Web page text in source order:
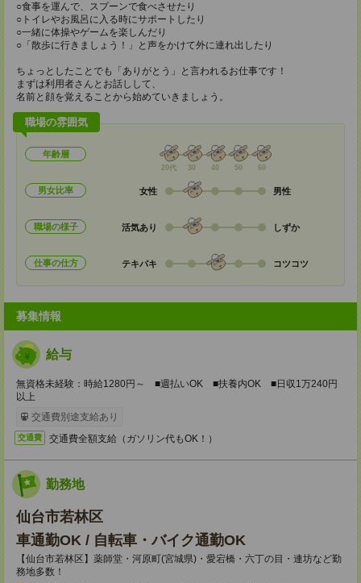
○食事を運んで、スプーンで食べさせたり
○トイレやお風呂に入る時にサポートしたり
○一緒に体操やゲームを楽しんだり
○「散歩に行きましょう！」と声をかけて外に連れ出したり
ちょっとしたことでも「ありがとう」と言われるお仕事です！
まずは利用者さんとお話しして、
名前と顔を覚えることから始めていきましょう。
職場の雰囲気
年齢層
20代 30 40 50 60
男女比率 女性 男性
職場の様子 活気あり しずか
仕事の仕方 テキパキ コツコツ
募集情報
給与
無資格未経験：時給1280円～ ■週払いOK ■扶養内OK ■日収1万240円
以上
交通費別途支給あり
交通費 交通費全額支給（ガソリン代もOK！）
勤務地
仙台市若林区
車通勤OK / 自転車・バイク通勤OK
【仙台市若林区】薬師堂・河原町(宮城県)・愛宕橋・六丁の目・連坊など勤
務地多数！